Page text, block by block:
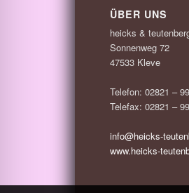
ÜBER UNS
heicks &
Sonnenweg 72
47533 Kleve
Telefon: 02821 –
Telefax: 02821 –
info@heicks-
www.heicks-